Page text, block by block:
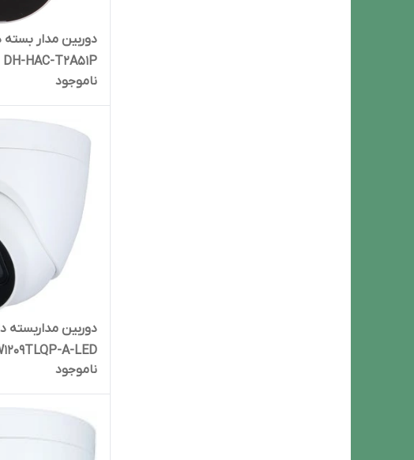
DH-HAC-T2A51P
ناموجود
A-LED
ناموجود